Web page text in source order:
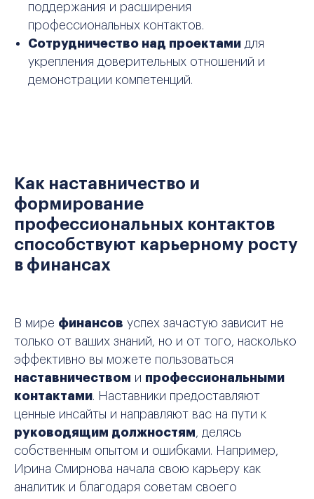
поддержания и расширения
профессиональных контактов.
Сотрудничество над проектами для
укрепления доверительных отношений и
демонстрации компетенций.
Как наставничество и
формирование
профессиональных контактов
способствуют карьерному росту
в финансах
В мире финансов успех зачастую зависит не
только от ваших знаний, но и от того, насколько
эффективно вы можете пользоваться
наставничеством и профессиональными
контактами. Наставники предоставляют
ценные инсайты и направляют вас на пути к
руководящим должностям, делясь
собственным опытом и ошибками. Например,
Ирина Смирнова начала свою карьеру как
аналитик и благодаря советам своего
+